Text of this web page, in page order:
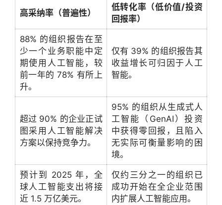
高采纳率（普遍性）
低转化率（低价值/投资
回报率）
88% 的组织报告在至
少一个业务职能中定
期使用人工智能，较
前一年的 78% 有所上
升。
仅有 39% 的组织报告其
收益增长可归因于人工
智能。
超过 90% 的企业正试
图采用人工智能解决
方案以保持竞争力。
95% 的组织从生成式人
工智能（GenAI）投资
中获得零回报，且陷入
无实际可衡量影响的困
境。
预计到 2025 年，全
球人工智能支出将接
近 1.5 万亿美元。
仅约三分之一的组织已
成功开始在全企业范围
内扩展人工智能应用。